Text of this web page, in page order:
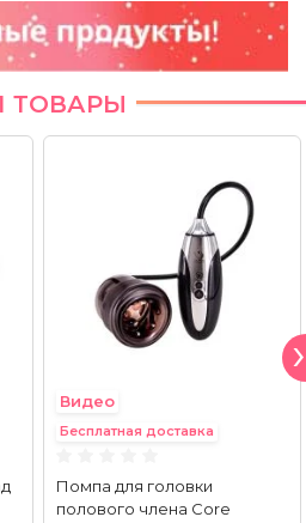
ТОВАРЫ
Видео
Бесплатная доставка
Помпа для головки
полового члена Core